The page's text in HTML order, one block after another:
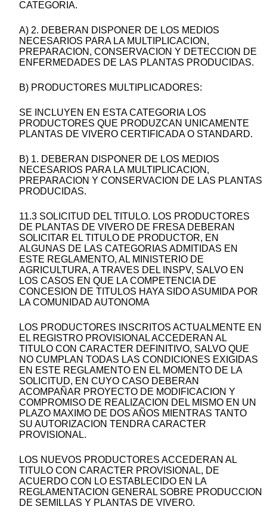
CATEGORIA.
A) 2. DEBERAN DISPONER DE LOS MEDIOS
NECESARIOS PARA LA MULTIPLICACION,
PREPARACION, CONSERVACION Y DETECCION DE
ENFERMEDADES DE LAS PLANTAS PRODUCIDAS.
B) PRODUCTORES MULTIPLICADORES:
SE INCLUYEN EN ESTA CATEGORIA LOS
PRODUCTORES QUE PRODUZCAN UNICAMENTE
PLANTAS DE VIVERO CERTIFICADA O STANDARD.
B) 1. DEBERAN DISPONER DE LOS MEDIOS
NECESARIOS PARA LA MULTIPLICACION,
PREPARACION Y CONSERVACION DE LAS PLANTAS
PRODUCIDAS.
11.3 SOLICITUD DEL TITULO. LOS PRODUCTORES
DE PLANTAS DE VIVERO DE FRESA DEBERAN
SOLICITAR EL TITULO DE PRODUCTOR, EN
ALGUNAS DE LAS CATEGORIAS ADMITIDAS EN
ESTE REGLAMENTO, AL MINISTERIO DE
AGRICULTURA, A TRAVES DEL INSPV, SALVO EN
LOS CASOS EN QUE LA COMPETENCIA DE
CONCESION DE TITULOS HAYA SIDO ASUMIDA POR
LA COMUNIDAD AUTONOMA
LOS PRODUCTORES INSCRITOS ACTUALMENTE EN
EL REGISTRO PROVISIONAL ACCEDERAN AL
TITULO CON CARACTER DEFINITIVO, SALVO QUE
NO CUMPLAN TODAS LAS CONDICIONES EXIGIDAS
EN ESTE REGLAMENTO EN EL MOMENTO DE LA
SOLICITUD, EN CUYO CASO DEBERAN
ACOMPAÑAR PROYECTO DE MODIFICACION Y
COMPROMISO DE REALIZACION DEL MISMO EN UN
PLAZO MAXIMO DE DOS AÑOS MIENTRAS TANTO
SU AUTORIZACION TENDRA CARACTER
PROVISIONAL.
LOS NUEVOS PRODUCTORES ACCEDERAN AL
TITULO CON CARACTER PROVISIONAL, DE
ACUERDO CON LO ESTABLECIDO EN LA
REGLAMENTACION GENERAL SOBRE PRODUCCION
DE SEMILLAS Y PLANTAS DE VIVERO.